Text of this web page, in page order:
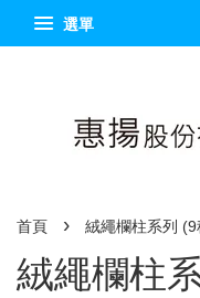
選單
首頁 › 絨繩欄柱系列 (9
絨繩欄柱